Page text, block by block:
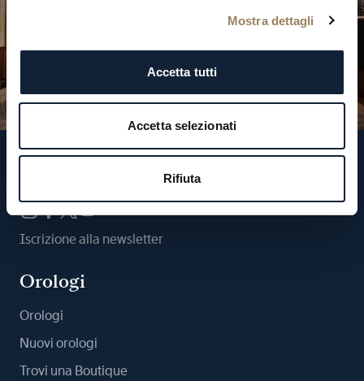
Mostra dettagli
Accetta tutti
Accetta selezionati
Rifiuta
Iscrizione alla newsletter
Orologi
Orologi
Nuovi orologi
Trovi una Boutique